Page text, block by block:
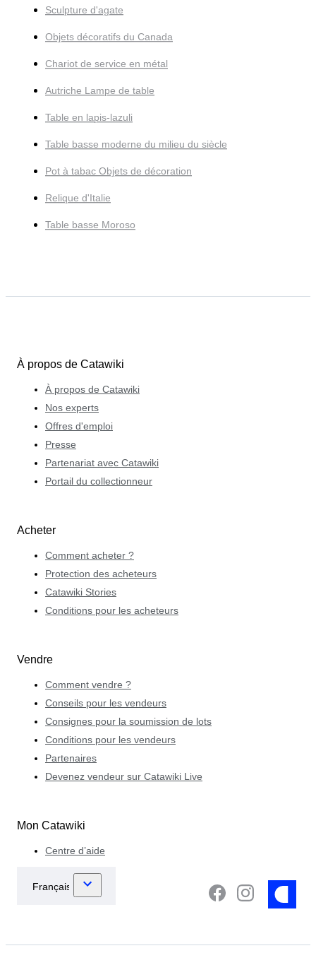
Sculpture d'agate
Objets décoratifs du Canada
Chariot de service en métal
Autriche Lampe de table
Table en lapis-lazuli
Table basse moderne du milieu du siècle
Pot à tabac Objets de décoration
Relique d'Italie
Table basse Moroso
À propos de Catawiki
À propos de Catawiki
Nos experts
Offres d'emploi
Presse
Partenariat avec Catawiki
Portail du collectionneur
Acheter
Comment acheter ?
Protection des acheteurs
Catawiki Stories
Conditions pour les acheteurs
Vendre
Comment vendre ?
Conseils pour les vendeurs
Consignes pour la soumission de lots
Conditions pour les vendeurs
Partenaires
Devenez vendeur sur Catawiki Live
Mon Catawiki
Centre d’aide